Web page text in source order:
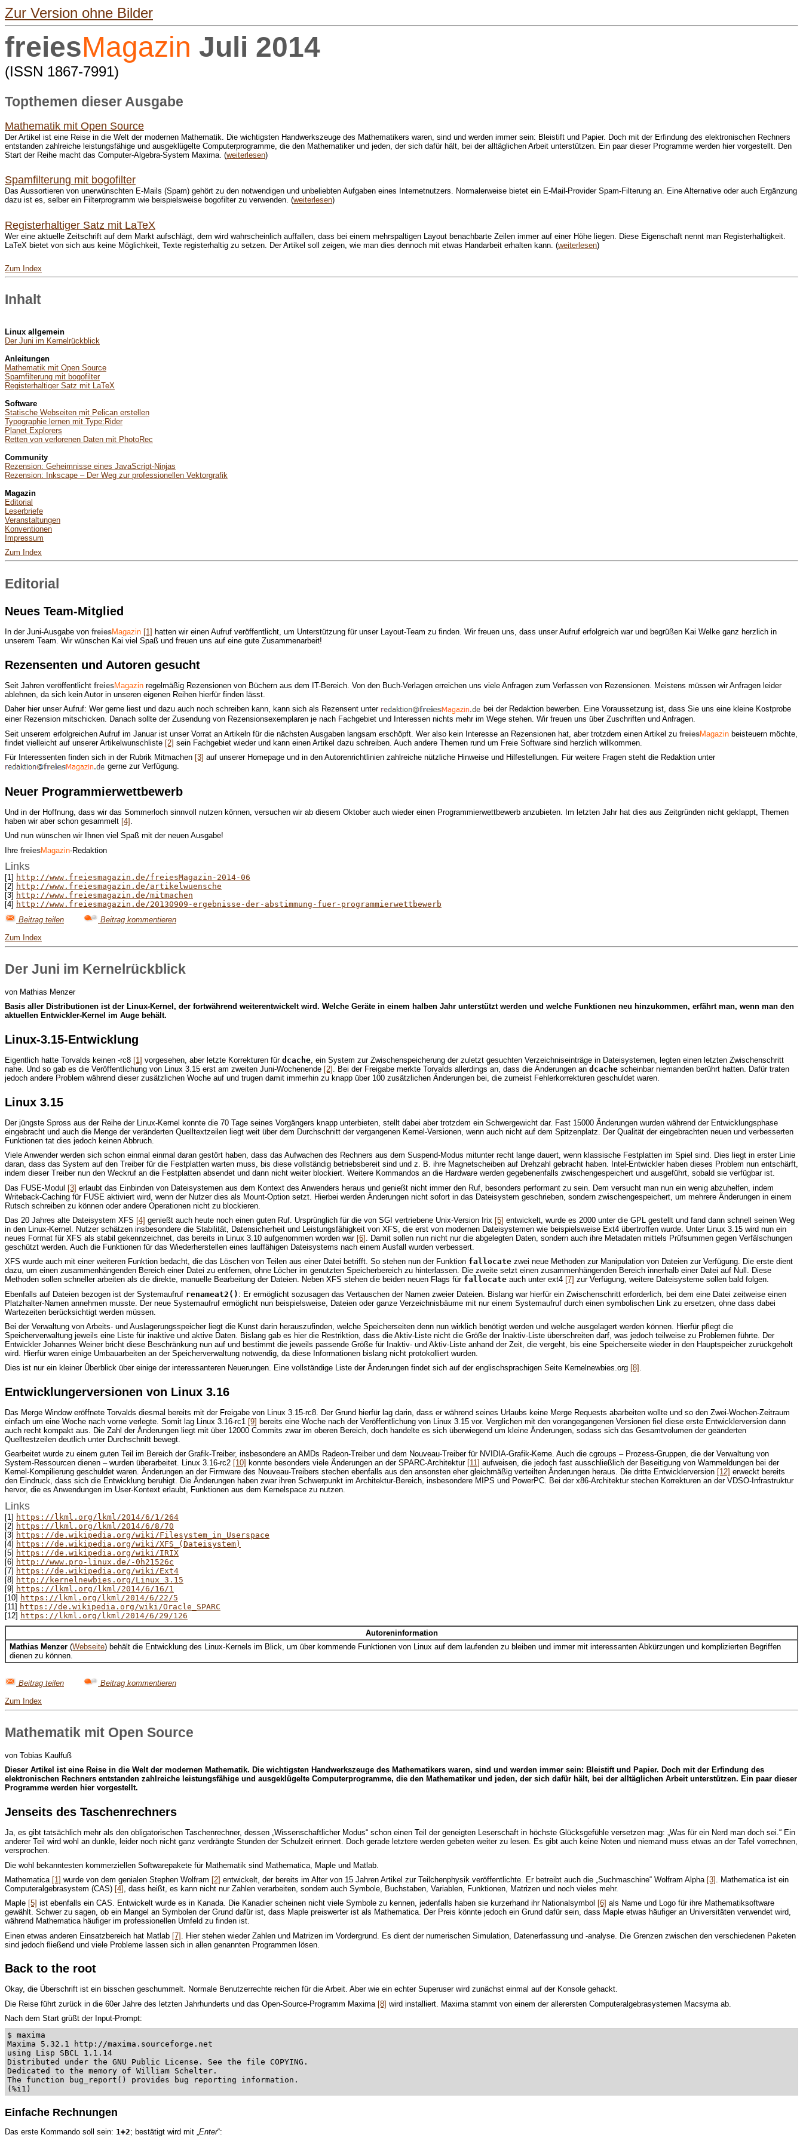
Zur Version ohne Bilder
freiesMagazin Juli 2014
(ISSN 1867-7991)
Topthemen dieser Ausgabe
Mathematik mit Open Source
Der Artikel ist eine Reise in die Welt der modernen Mathematik. Die wichtigsten Handwerkszeuge des Mathematikers waren, sind und werden immer sein: Bleistift und Papier. Doch mit der Erfindung des elektronischen Rechners
entstanden zahlreiche leistungsfähige und ausgeklügelte Computerprogramme, die den Mathematiker und jeden, der sich dafür hält, bei der alltäglichen Arbeit unterstützen. Ein paar dieser Programme werden hier vorgestellt. Den
Start der Reihe macht das Computer-Algebra-System Maxima. (weiterlesen)
Spamfilterung mit bogofilter
Das Aussortieren von unerwünschten E-Mails (Spam) gehört zu den notwendigen und unbeliebten Aufgaben eines Internetnutzers. Normalerweise bietet ein E-Mail-Provider Spam-Filterung an. Eine Alternative oder auch Ergänzung
dazu ist es, selber ein Filterprogramm wie beispielsweise bogofilter zu verwenden. (weiterlesen)
Registerhaltiger Satz mit LaTeX
Wer eine aktuelle Zeitschrift auf dem Markt aufschlägt, dem wird wahrscheinlich auffallen, dass bei einem mehrspaltigen Layout benachbarte Zeilen immer auf einer Höhe liegen. Diese Eigenschaft nennt man Registerhaltigkeit.
LaTeX bietet von sich aus keine Möglichkeit, Texte registerhaltig zu setzen. Der Artikel soll zeigen, wie man dies dennoch mit etwas Handarbeit erhalten kann. (weiterlesen)
Zum Index
Inhalt
Linux allgemein
Der Juni im Kernelrückblick
Anleitungen
Mathematik mit Open Source
Spamfilterung mit bogofilter
Registerhaltiger Satz mit LaTeX
Software
Statische Webseiten mit Pelican erstellen
Typographie lernen mit Type:Rider
Planet Explorers
Retten von verlorenen Daten mit PhotoRec
Community
Rezension: Geheimnisse eines JavaScript-Ninjas
Rezension: Inkscape – Der Weg zur professionellen Vektorgrafik
Magazin
Editorial
Leserbriefe
Veranstaltungen
Konventionen
Impressum
Zum Index
Editorial
Neues Team-Mitglied
In der Juni-Ausgabe von freiesMagazin [1] hatten wir einen Aufruf veröffentlicht, um Unterstützung für unser Layout-Team zu finden. Wir freuen uns, dass unser Aufruf erfolgreich war und begrüßen Kai Welke ganz herzlich in
unserem Team. Wir wünschen Kai viel Spaß und freuen uns auf eine gute Zusammenarbeit!
Rezensenten und Autoren gesucht
Seit Jahren veröffentlicht freiesMagazin regelmäßig Rezensionen von Büchern aus dem IT-Bereich. Von den Buch-Verlagen erreichen uns viele Anfragen zum Verfassen von Rezensionen. Meistens müssen wir Anfragen leider
ablehnen, da sich kein Autor in unseren eigenen Reihen hierfür finden lässt.
Daher hier unser Aufruf: Wer gerne liest und dazu auch noch schreiben kann, kann sich als Rezensent unter
bei der Redaktion bewerben. Eine Voraussetzung ist, dass Sie uns eine kleine Kostprobe
einer Rezension mitschicken. Danach sollte der Zusendung von Rezensionsexemplaren je nach Fachgebiet und Interessen nichts mehr im Wege stehen. Wir freuen uns über Zuschriften und Anfragen.
Seit unserem erfolgreichen Aufruf im Januar ist unser Vorrat an Artikeln für die nächsten Ausgaben langsam erschöpft. Wer also kein Interesse an Rezensionen hat, aber trotzdem einen Artikel zu freiesMagazin beisteuern möchte,
findet vielleicht auf unserer Artikelwunschliste [2] sein Fachgebiet wieder und kann einen Artikel dazu schreiben. Auch andere Themen rund um Freie Software sind herzlich willkommen.
Für Interessenten finden sich in der Rubrik Mitmachen [3] auf unserer Homepage und in den Autorenrichtlinien zahlreiche nützliche Hinweise und Hilfestellungen. Für weitere Fragen steht die Redaktion unter
gerne zur Verfügung.
Neuer Programmierwettbewerb
Und in der Hoffnung, dass wir das Sommerloch sinnvoll nutzen können, versuchen wir ab diesem Oktober auch wieder einen Programmierwettbewerb anzubieten. Im letzten Jahr hat dies aus Zeitgründen nicht geklappt, Themen
haben wir aber schon gesammelt [4]
Und nun wünschen wir Ihnen viel Spaß mit der neuen Ausgabe!
Ihre freiesMagazin-Redaktion
Links
[1] http://www.freiesmagazin.de/freiesMagazin-2014-06
[2] http://www.freiesmagazin.de/artikelwuensche
[3] http://www.freiesmagazin.de/mitmachen
[4] http://www.freiesmagazin.de/20130909-ergebnisse-der-abstimmung-fuer-programmierwettbewerb
Beitrag teilen
Beitrag kommentieren
Zum Index
Der Juni im Kernelrückblick
von Mathias Menzer
Basis aller Distributionen ist der Linux-Kernel, der fortwährend weiterentwickelt wird. Welche Geräte in einem halben Jahr unterstützt werden und welche Funktionen neu hinzukommen, erfährt man, wenn man den
aktuellen Entwickler-Kernel im Auge behält.
Linux-3.15-Entwicklung
Eigentlich hatte Torvalds keinen -rc8 [1] vorgesehen, aber letzte Korrekturen für dcache, ein System zur Zwischenspeicherung der zuletzt gesuchten Verzeichniseinträge in Dateisystemen, legten einen letzten Zwischenschritt
nahe. Und so gab es die Veröffentlichung von Linux 3.15 erst am zweiten Juni-Wochenende [2] . Bei der Freigabe merkte Torvalds allerdings an, dass die Änderungen an dcache scheinbar niemanden berührt hatten. Dafür traten
jedoch andere Problem während dieser zusätzlichen Woche auf und trugen damit immerhin zu knapp über 100 zusätzlichen Änderungen bei, die zumeist Fehlerkorrekturen geschuldet waren.
Linux 3.15
Der jüngste Spross aus der Reihe der Linux-Kernel konnte die 70 Tage seines Vorgängers knapp unterbieten, stellt dabei aber trotzdem ein Schwergewicht dar. Fast 15000 Änderungen wurden während der Entwicklungsphase
eingebracht und auch die Menge der veränderten Quelltextzeilen liegt weit über dem Durchschnitt der vergangenen Kernel-Versionen, wenn auch nicht auf dem Spitzenplatz. Der Qualität der eingebrachten neuen und verbesserten
Funktionen tat dies jedoch keinen Abbruch.
Viele Anwender werden sich schon einmal einmal daran gestört haben, dass das Aufwachen des Rechners aus dem Suspend-Modus mitunter recht lange dauert, wenn klassische Festplatten im Spiel sind. Dies liegt in erster Linie
daran, dass das System auf den Treiber für die Festplatten warten muss, bis diese vollständig betriebsbereit sind und z. B. ihre Magnetscheiben auf Drehzahl gebracht haben. Intel-Entwickler haben dieses Problem nun entschärft,
indem dieser Treiber nun den Weckruf an die Festplatten absendet und dann nicht weiter blockiert. Weitere Kommandos an die Hardware werden gegebenenfalls zwischengespeichert und ausgeführt, sobald sie verfügbar ist.
Das FUSE-Modul [3] erlaubt das Einbinden von Dateisystemen aus dem Kontext des Anwenders heraus und genießt nicht immer den Ruf, besonders performant zu sein. Dem versucht man nun ein wenig abzuhelfen, indem
Writeback-Caching für FUSE aktiviert wird, wenn der Nutzer dies als Mount-Option setzt. Hierbei werden Änderungen nicht sofort in das Dateisystem geschrieben, sondern zwischengespeichert, um mehrere Änderungen in einem
Rutsch schreiben zu können oder andere Operationen nicht zu blockieren.
Das 20 Jahres alte Dateisystem XFS [4] genießt auch heute noch einen guten Ruf. Ursprünglich für die von SGI vertriebene Unix-Version Irix [5] entwickelt, wurde es 2000 unter die GPL gestellt und fand dann schnell seinen Weg
in den Linux-Kernel. Nutzer schätzen insbesondere die Stabilität, Datensicherheit und Leistungsfähigkeit von XFS, die erst von modernen Dateisystemen wie beispielsweise Ext4 übertroffen wurde. Unter Linux 3.15 wird nun ein
neues Format für XFS als stabil gekennzeichnet, das bereits in Linux 3.10 aufgenommen worden war [6]
. Damit sollen nun nicht nur die abgelegten Daten, sondern auch ihre Metadaten mittels Prüfsummen gegen Verfälschungen
geschützt werden. Auch die Funktionen für das Wiederherstellen eines lauffähigen Dateisystems nach einem Ausfall wurden verbessert.
XFS wurde auch mit einer weiteren Funktion bedacht, die das Löschen von Teilen aus einer Datei betrifft. So stehen nun der Funktion fallocate zwei neue Methoden zur Manipulation von Dateien zur Verfügung. Die erste dient
dazu, um einen zusammenhängenden Bereich einer Datei zu entfernen, ohne Löcher im genutzten Speicherbereich zu hinterlassen. Die zweite setzt einen zusammenhängenden Bereich innerhalb einer Datei auf Null. Diese
Methoden sollen schneller arbeiten als die direkte, manuelle Bearbeitung der Dateien. Neben XFS stehen die beiden neuen Flags für fallocate auch unter ext4 [7] zur Verfügung, weitere Dateisysteme sollen bald folgen.
Ebenfalls auf Dateien bezogen ist der Systemaufruf renameat2() : Er ermöglicht sozusagen das Vertauschen der Namen zweier Dateien. Bislang war hierfür ein Zwischenschritt erforderlich, bei dem eine Datei zeitweise einen
Platzhalter-Namen annehmen musste. Der neue Systemaufruf ermöglicht nun beispielsweise, Dateien oder ganze Verzeichnisbäume mit nur einem Systemaufruf durch einen symbolischen Link zu ersetzen, ohne dass dabei
Wartezeiten berücksichtigt werden müssen.
Bei der Verwaltung von Arbeits- und Auslagerungsspeicher liegt die Kunst darin herauszufinden, welche Speicherseiten denn nun wirklich benötigt werden und welche ausgelagert werden können. Hierfür pflegt die
Speicherverwaltung jeweils eine Liste für inaktive und aktive Daten. Bislang gab es hier die Restriktion, dass die Aktiv-Liste nicht die Größe der Inaktiv-Liste überschreiten darf, was jedoch teilweise zu Problemen führte. Der
Entwickler Johannes Weiner bricht diese Beschränkung nun auf und bestimmt die jeweils passende Größe für Inaktiv- und Aktiv-Liste anhand der Zeit, die vergeht, bis eine Speicherseite wieder in den Hauptspeicher zurückgeholt
wird. Hierfür waren einige Umbauarbeiten an der Speicherverwaltung notwendig, da diese Informationen bislang nicht protokolliert wurden.
Dies ist nur ein kleiner Überblick über einige der interessanteren Neuerungen. Eine vollständige Liste der Änderungen findet sich auf der englischsprachigen Seite Kernelnewbies.org [8] .
Entwicklungerversionen von Linux 3.16
Das Merge Window eröffnete Torvalds diesmal bereits mit der Freigabe von Linux 3.15-rc8. Der Grund hierfür lag darin, dass er während seines Urlaubs keine Merge Requests abarbeiten wollte und so den Zwei-Wochen-Zeitraum
einfach um eine Woche nach vorne verlegte. Somit lag Linux 3.16-rc1 [9] bereits eine Woche nach der Veröffentlichung von Linux 3.15 vor. Verglichen mit den vorangegangenen Versionen fiel diese erste Entwicklerversion dann
auch recht kompakt aus. Die Zahl der Änderungen liegt mit über 12000 Commits zwar im oberen Bereich, doch handelte es sich überwiegend um kleine Änderungen, sodass sich das Gesamtvolumen der geänderten
Quelltestzeilen deutlich unter Durchschnitt bewegt.
Gearbeitet wurde zu einem guten Teil im Bereich der Grafik-Treiber, insbesondere an AMDs Radeon-Treiber und dem Nouveau-Treiber für NVIDIA-Grafik-Kerne. Auch die cgroups – Prozess-Gruppen, die der Verwaltung von
System-Ressourcen dienen – wurden überarbeitet. Linux 3.16-rc2 [10] konnte besonders viele Änderungen an der SPARC-Architektur [11] aufweisen, die jedoch fast ausschließlich der Beseitigung von Warnmeldungen bei der
Kernel-Kompilierung geschuldet waren. Änderungen an der Firmware des Nouveau-Treibers stechen ebenfalls aus den ansonsten eher gleichmäßig verteilten Änderungen heraus. Die dritte Entwicklerversion [12] erweckt bereits
den Eindruck, dass sich die Entwicklung beruhigt. Die Änderungen haben zwar ihren Schwerpunkt im Architektur-Bereich, insbesondere MIPS und PowerPC. Bei der x86-Architektur stechen Korrekturen an der VDSO-Infrastruktur
hervor, die es Anwendungen im User-Kontext erlaubt, Funktionen aus dem Kernelspace zu nutzen.
Links
[1] https://lkml.org/lkml/2014/6/1/264
[2] https://lkml.org/lkml/2014/6/8/70
[3] https://de.wikipedia.org/wiki/Filesystem_in_Userspace
[4] https://de.wikipedia.org/wiki/XFS_(Dateisystem)
[5] https://de.wikipedia.org/wiki/IRIX
[6] http://www.pro-linux.de/-0h21526c
[7] https://de.wikipedia.org/wiki/Ext4
[8] http://kernelnewbies.org/Linux_3.15
[9] https://lkml.org/lkml/2014/6/16/1
[10] https://lkml.org/lkml/2014/6/22/5
[11] https://de.wikipedia.org/wiki/Oracle_SPARC
[12] https://lkml.org/lkml/2014/6/29/126
Autoreninformation
Mathias Menzer (Webseite) behält die Entwicklung des Linux-Kernels im Blick, um über kommende Funktionen von Linux auf dem laufenden zu bleiben und immer mit interessanten Abkürzungen und komplizierten Begriffen
dienen zu können.
Beitrag teilen
Beitrag kommentieren
Zum Index
Mathematik mit Open Source
von Tobias Kaulfuß
Dieser Artikel ist eine Reise in die Welt der modernen Mathematik. Die wichtigsten Handwerkszeuge des Mathematikers waren, sind und werden immer sein: Bleistift und Papier. Doch mit der Erfindung des
elektronischen Rechners entstanden zahlreiche leistungsfähige und ausgeklügelte Computerprogramme, die den Mathematiker und jeden, der sich dafür hält, bei der alltäglichen Arbeit unterstützen. Ein paar dieser
Programme werden hier vorgestellt.
Jenseits des Taschenrechners
Ja, es gibt tatsächlich mehr als den obligatorischen Taschenrechner, dessen „Wissenschaftlicher Modus“ schon einen Teil der geneigten Leserschaft in höchste Glücksgefühle versetzen mag: „Was für ein Nerd man doch sei.“ Ein
anderer Teil wird wohl an dunkle, leider noch nicht ganz verdrängte Stunden der Schulzeit erinnert. Doch gerade letztere werden gebeten weiter zu lesen. Es gibt auch keine Noten und niemand muss etwas an der Tafel vorrechnen,
versprochen.
Die wohl bekanntesten kommerziellen Softwarepakete für Mathematik sind Mathematica, Maple und Matlab.
Mathematica [1] wurde von dem genialen Stephen Wolfram [2] entwickelt, der bereits im Alter von 15 Jahren Artikel zur Teilchenphysik veröffentlichte. Er betreibt auch die „Suchmaschine“ Wolfram Alpha [3]
. Mathematica ist ein
Computeralgebrasystem (CAS) [4]
, dass heißt, es kann nicht nur Zahlen verarbeiten, sondern auch Symbole, Buchstaben, Variablen, Funktionen, Matrizen und noch vieles mehr.
Maple [5] ist ebenfalls ein CAS. Entwickelt wurde es in Kanada. Die Kanadier scheinen nicht viele Symbole zu kennen, jedenfalls haben sie kurzerhand ihr Nationalsymbol [6] als Name und Logo für ihre Mathematiksoftware
gewählt. Schwer zu sagen, ob ein Mangel an Symbolen der Grund dafür ist, dass Maple preiswerter ist als Mathematica. Der Preis könnte jedoch ein Grund dafür sein, dass Maple etwas häufiger an Universitäten verwendet wird,
während Mathematica häufiger im professionellen Umfeld zu finden ist.
Einen etwas anderen Einsatzbereich hat Matlab [7] . Hier stehen wieder Zahlen und Matrizen im Vordergrund. Es dient der numerischen Simulation, Datenerfassung und -analyse. Die Grenzen zwischen den verschiedenen Paketen
sind jedoch fließend und viele Probleme lassen sich in allen genannten Programmen lösen.
Back to the root
Okay, die Überschrift ist ein bisschen geschummelt. Normale Benutzerrechte reichen für die Arbeit. Aber wie ein echter Superuser wird zunächst einmal auf der Konsole gehackt.
Die Reise führt zurück in die 60er Jahre des letzten Jahrhunderts und das Open-Source-Programm Maxima [8] wird installiert. Maxima stammt von einem der allerersten Computeralgebrasystemen Macsyma ab.
Nach dem Start grüßt der Input-Prompt:
$ maxima
Maxima 5.32.1 http://maxima.sourceforge.net
using Lisp SBCL 1.1.14
Distributed under the GNU Public License. See the file COPYING.
Dedicated to the memory of William Schelter.
The function bug_report() provides bug reporting information.
(%i1)
Einfache Rechnungen
Das erste Kommando soll sein: 1+2; bestätigt wird mit „ Enter“: